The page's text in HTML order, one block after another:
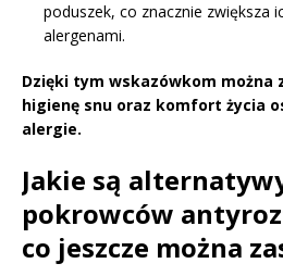
poduszek, co znacznie zwiększa
alergenami.
Dzięki tym wskazówkom można
higienę snu oraz komfort życia
alergie.
Jakie są
pokrowców
co jeszcze można